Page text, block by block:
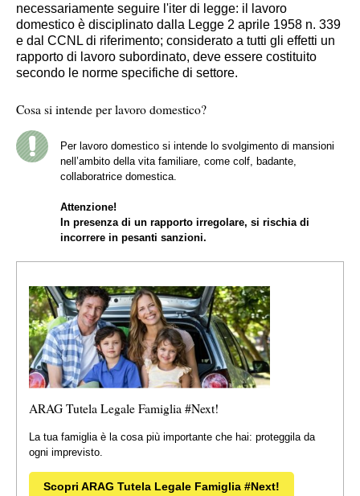
necessariamente seguire l'iter di legge: il lavoro
domestico è disciplinato dalla Legge 2 aprile 1958 n. 339
e dal CCNL di riferimento; considerato a tutti gli effetti un
rapporto di lavoro subordinato, deve essere costituito
secondo le norme specifiche di settore.
Cosa si intende per lavoro domestico?
Per lavoro domestico si intende lo svolgimento di mansioni
nell’ambito della vita familiare, come colf, badante,
collaboratrice domestica.
Attenzione!
In presenza di un rapporto irregolare, si rischia di
incorrere in pesanti sanzioni.
ARAG Tutela Legale Famiglia #Next!
La tua famiglia è la cosa più importante che hai: proteggila da
ogni imprevisto.
Scopri ARAG Tutela Legale Famiglia #Next!